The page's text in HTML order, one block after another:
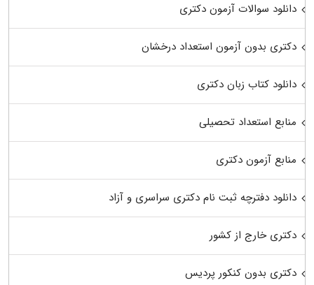
دانلود سوالات آزمون دکتری
دکتری بدون آزمون استعداد درخشان
دانلود کتاب زبان دکتری
منابع استعداد تحصیلی
منابع آزمون دکتری
دانلود دفترچه ثبت نام دکتری سراسری و آزاد
دکتری خارج از کشور
دکتری بدون کنکور پردیس